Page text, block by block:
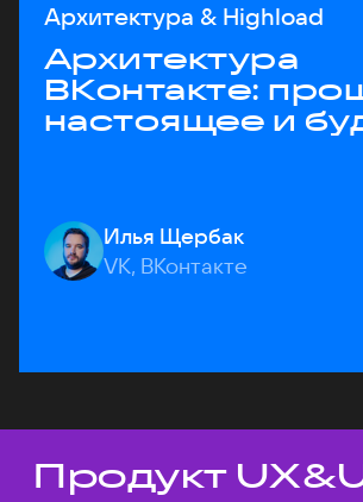
Архитектура & Highload
Архитектура
ВКонтакте:
настоящее и
Илья Щербак
VK, ВКонтакте
Темы докладов
Продукт